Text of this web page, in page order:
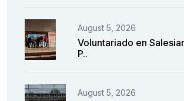
August 5, 2026
Voluntariado en
P..
August 5, 2026